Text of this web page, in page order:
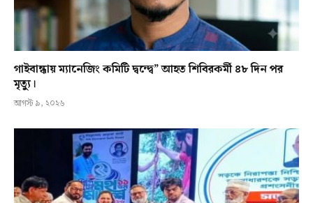
গাইবান্ধায় ম্যানেজিং কমিটি দ্বন্দ্বে” আহত শিবিরকর্মী ৪৮ দিন পর
মৃত্যু।
আগস্ট ৯, ২০২৬